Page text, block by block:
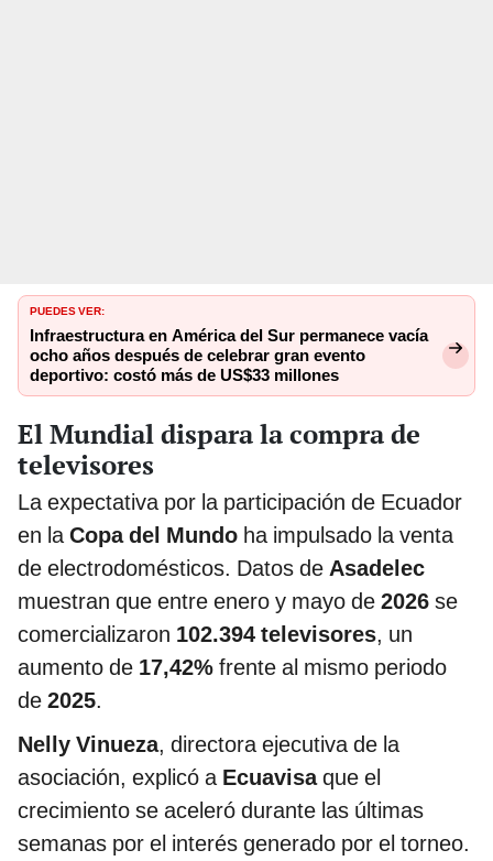
PUEDES VER:
Infraestructura en América del Sur permanece vacía
ocho años después de celebrar gran evento
deportivo: costó más de US$33 millones
El Mundial dispara la compra de
televisores
La expectativa por la participación de Ecuador
en laCopa del Mundo ha impulsado la venta
de electrodomésticos. Datos de Asadelec
muestran que entre enero y mayo de 2026 se
comercializaron 102.394 televisores, un
aumento de 17,42% frente al mismo periodo
de 2025.
Nelly Vinueza, directora ejecutiva de la
asociación, explicó a Ecuavisaque el
crecimiento se aceleró durante las últimas
semanas por el interés generado por el torneo.